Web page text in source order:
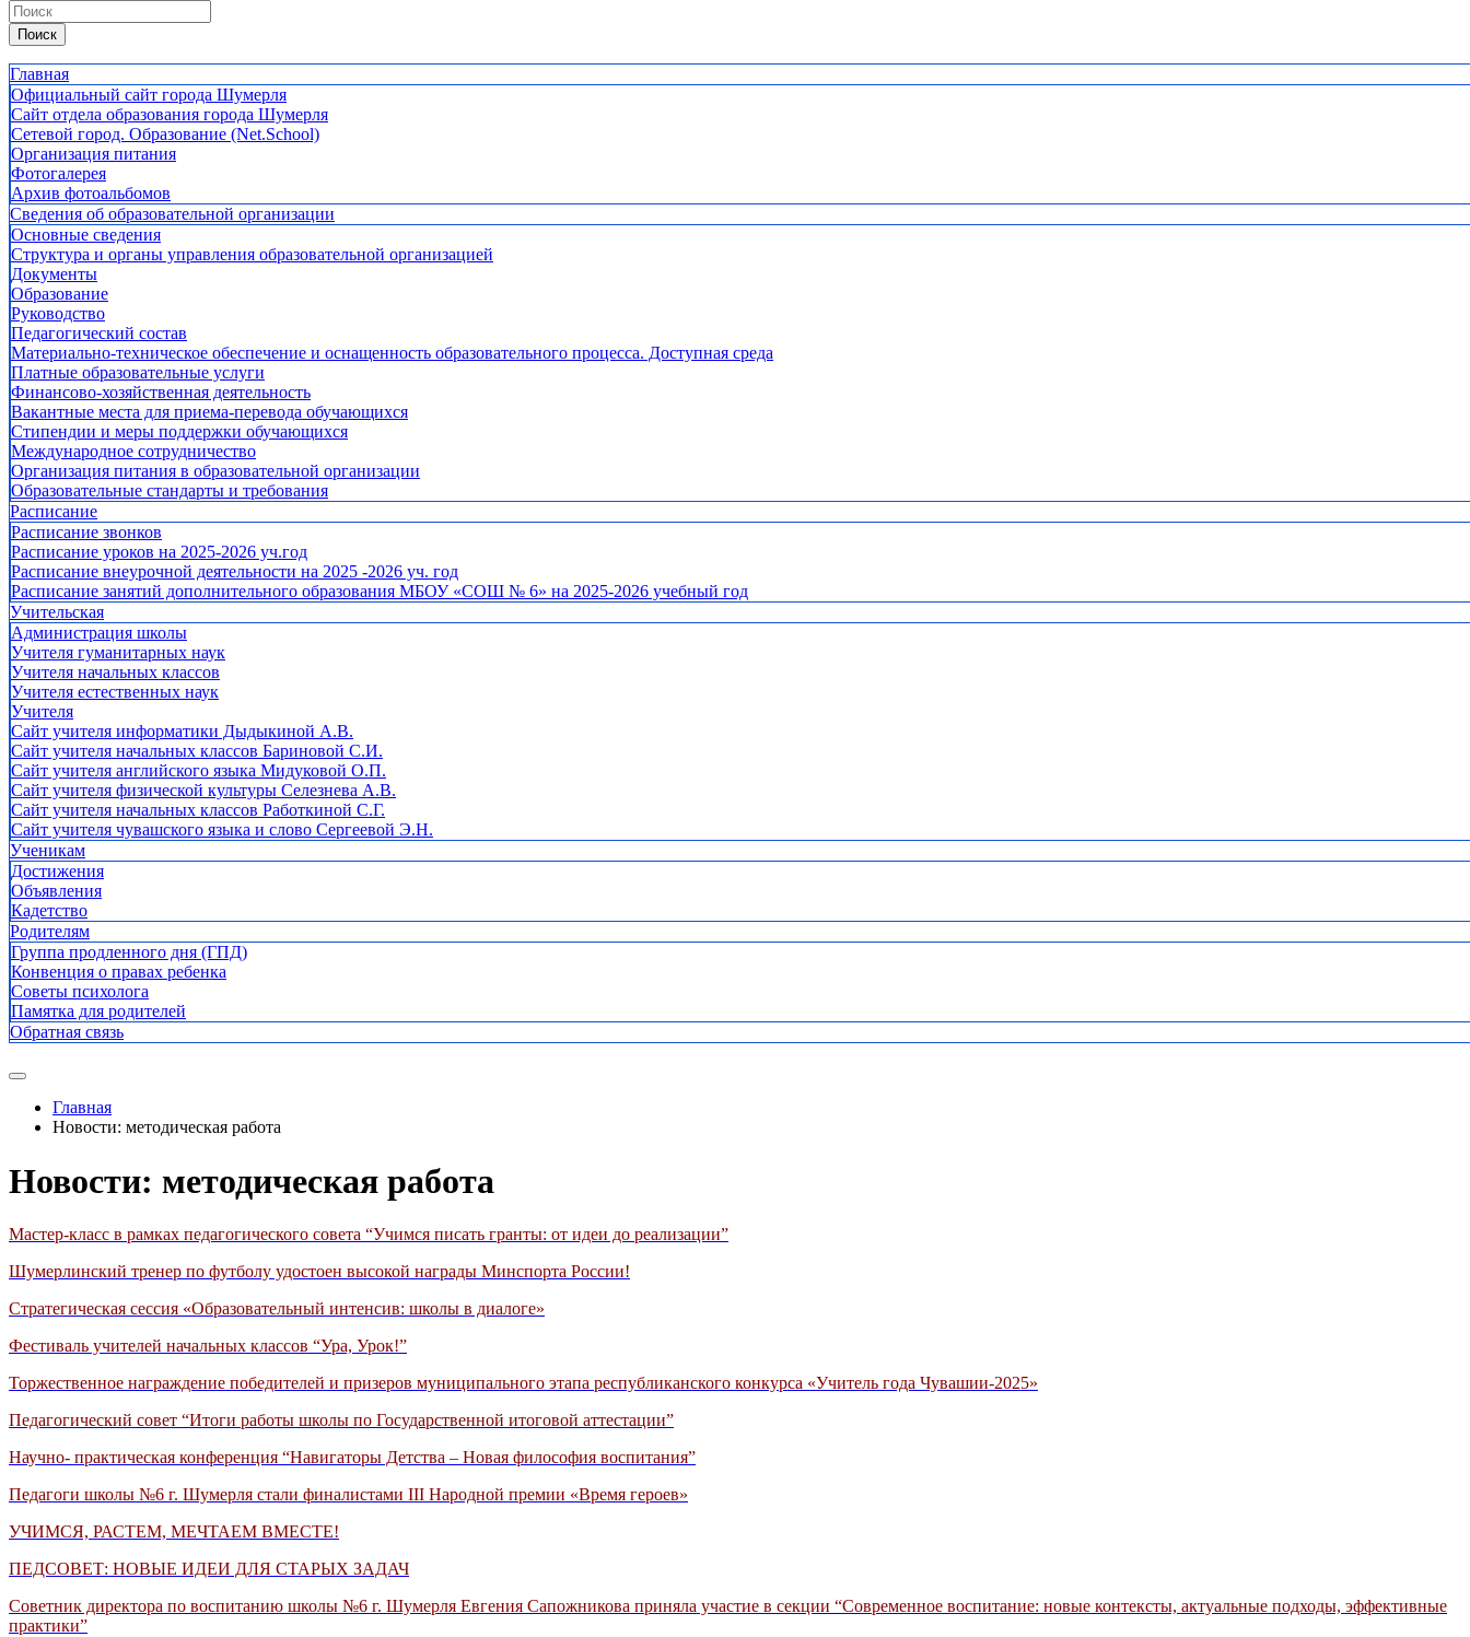
Поиск
Главная
Официальный сайт города Шумерля
Сайт отдела образования города Шумерля
Сетевой город. Образование (Net.School)
Организация питания
Фотогалерея
Архив фотоальбомов
Сведения об образовательной организации
Основные сведения
Структура и органы управления образовательной организацией
Документы
Образование
Руководство
Педагогический состав
Материально-техническое обеспечение и оснащенность образовательного процесса. Доступная среда
Платные образовательные услуги
Финансово-хозяйственная деятельность
Вакантные места для приема-перевода обучающихся
Стипендии и меры поддержки обучающихся
Международное сотрудничество
Организация питания в образовательной организации
Образовательные стандарты и требования
Расписание
Расписание звонков
Расписание уроков на 2025-2026 уч.год
Расписание внеурочной деятельности на 2025 -2026 уч. год
Расписание занятий дополнительного образования МБОУ «СОШ № 6» на 2025-2026 учебный год
Учительская
Администрация школы
Учителя гуманитарных наук
Учителя начальных классов
Учителя естественных наук
Учителя
Cайт учителя информатики Дыдыкиной А.В.
Сайт учителя начальных классов Бариновой С.И.
Сайт учителя английского языка Мидуковой О.П.
Сайт учителя физической культуры Селезнева А.В.
Сайт учителя начальных классов Работкиной С.Г.
Сайт учителя чувашского языка и слово Сергеевой Э.Н.
Ученикам
Достижения
Объявления
Кадетство
Родителям
Группа продленного дня (ГПД)
Конвенция о правах ребенка
Советы психолога
Памятка для родителей
Обратная связь
Главная
Новости: методическая работа
Новости: методическая работа
Мастер-класс в рамках педагогического совета “Учимся писать гранты: от идеи до реализации”
Шумерлинский тренер по футболу удостоен высокой награды Минспорта России!
Стратегическая сессия «Образовательный интенсив: школы в диалоге»
Фестиваль учителей начальных классов “Ура, Урок!”
Торжественное награждение победителей и призеров муниципального этапа республиканского конкурса «Учитель года Чувашии-2025»
Педагогический совет “Итоги работы школы по Государственной итоговой аттестации”
Научно- практическая конференция “Навигаторы Детства – Новая философия воспитания”
Педагоги школы №6 г. Шумерля стали финалистами III Народной премии «Время героев»
УЧИМСЯ, РАСТЕМ, МЕЧТАЕМ ВМЕСТЕ!
ПЕДСОВЕТ: НОВЫЕ ИДЕИ ДЛЯ СТАРЫХ ЗАДАЧ
Советник директора по воспитанию школы №6 г. Шумерля Евгения Сапожникова приняла участие в секции “Современное воспитание: новые контексты, актуальные подходы, эффективные
практики”